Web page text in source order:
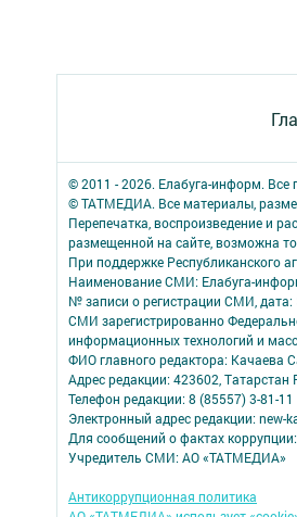
© 2011 - 2026. Елабуга-информ.
© ТАТМЕДИА. Все материалы,
Перепечатка, воспроизведение и
размещенной на сайте, возможна
При поддержке Республиканского
Наименование СМИ: Елабуга-
№ записи о регистрации СМИ,
СМИ зарегистрированно
информационных технологий и
ФИО главного редактора: Качаева
Адрес редакции: 423602, Татарстан
Телефон редакции: 8 (85557) 3-81-11
Электронный адрес редакции: new-
Для сообщений о фактах
Учредитель СМИ: АО «ТАТМЕДИА»
Антикоррупционная политика